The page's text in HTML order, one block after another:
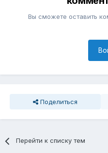
Вы сможете оставить
Поделиться
Перейти к списку тем